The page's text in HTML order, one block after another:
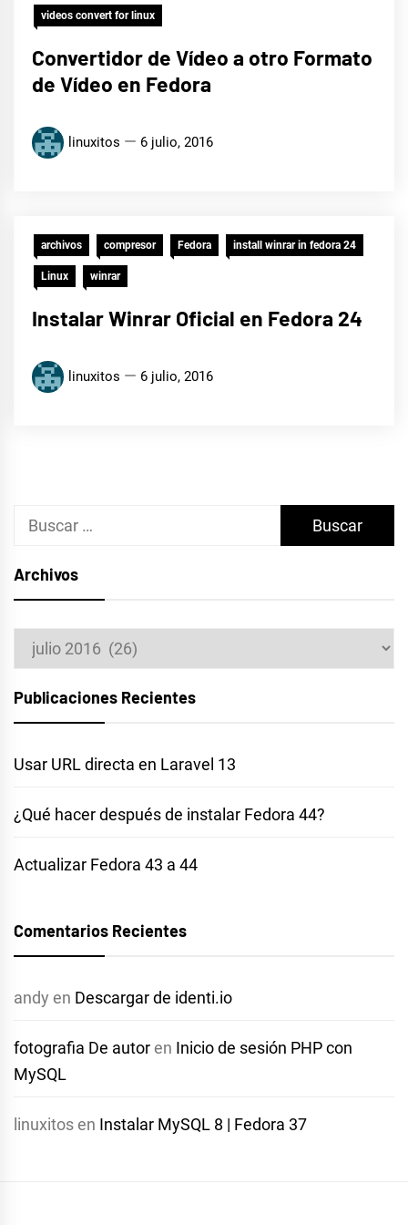
videos convert for linux
Convertidor de Vídeo a otro Formato
de Vídeo en Fedora
linuxitos 6 julio, 2016
archivos compresor Fedora install winrar in fedora 24
Linux winrar
Instalar Winrar Oficial en Fedora 24
linuxitos 6 julio, 2016
Buscar:
Archivos
Archivos
Publicaciones Recientes
Usar URL directa en Laravel 13
¿Qué hacer después de instalar Fedora 44?
Actualizar Fedora 43 a 44
Comentarios Recientes
andy en Descargar de identi.io
fotografia De autor en Inicio de sesión PHP con
MySQL
linuxitos en Instalar MySQL 8 | Fedora 37